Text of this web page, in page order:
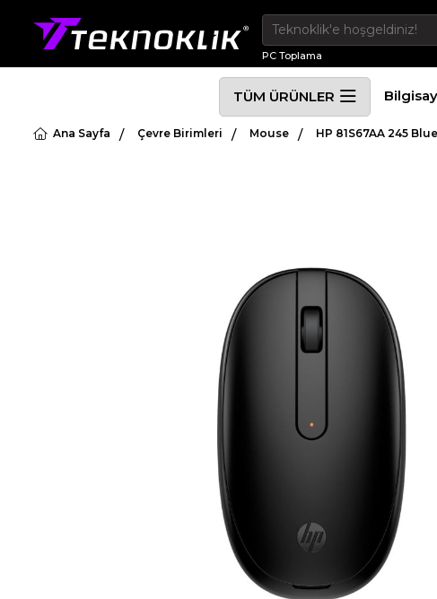
PC Toplama
TÜM ÜRÜNLER
Ana Sayfa Çevre Birimleri Mouse HP 81S67AA 245